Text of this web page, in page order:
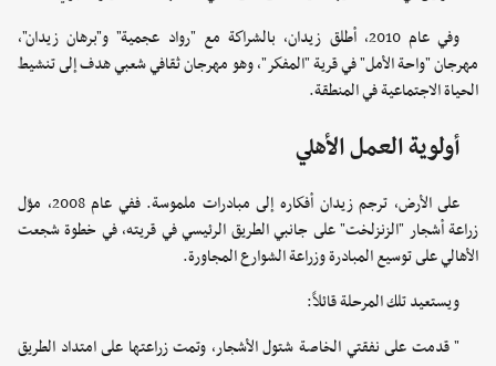
وفي عام 2010، أطلق زيدان، بالشراكة مع "رواد عجمية" و"برهان زيدان"،
مهرجان "واحة الأمل" في قرية "المفكر"، وهو مهرجان ثقافي شعبي هدف إلى تنشيط
الحياة الاجتماعية في المنطقة.
أولوية العمل الأهلي
على الأرض، ترجم زيدان أفكاره إلى مبادرات ملموسة. ففي عام 2008، موّل
زراعة أشجار "الزنزلخت" على جانبي الطريق الرئيسي في قريته، في خطوة شجعت
الأهالي على توسيع المبادرة وزراعة الشوارع المجاورة.
ويستعيد تلك المرحلة قائلاً:
" قدمت على نفقتي الخاصة شتول الأشجار، وتمت زراعتها على امتداد الطريق